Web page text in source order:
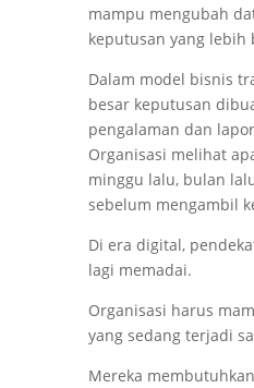
mampu mengubah
keputusan yang lebih
Dalam model bisnis
besar keputusan
pengalaman dan
Organisasi melihat
minggu lalu, bulan
sebelum mengambil
Di era digital,
lagi memadai.
Organisasi harus
yang sedang terjadi
Mereka